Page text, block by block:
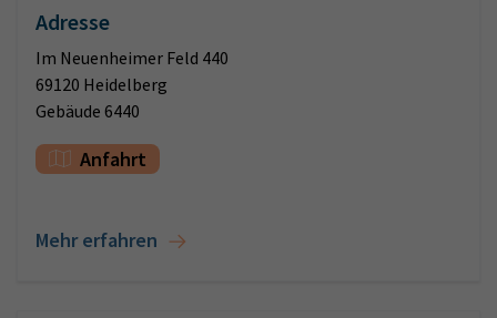
Adresse
Im Neuenheimer Feld 440
69120 Heidelberg
Gebäude 6440
Anfahrt
Mehr erfahren